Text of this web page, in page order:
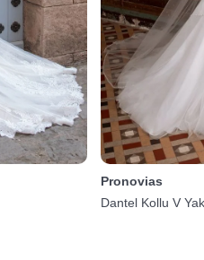
Pronovias
Dantel Kollu V